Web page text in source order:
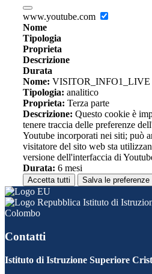
www.youtube.com
Nome
Tipologia
Proprieta
Descrizione
Durata
Nome: VISITOR_INFO1_LIVE
Tipologia: analitico
Proprieta: Terza parte
Descrizione: Questo cookie è
tenere traccia delle preferenze
Youtube incorporati nei siti; può
visitatore del sito web sta
versione dell'interfaccia di
Durata: 6 mesi
Accetta tutti Salva le preferenze
Istituto di
Colombo
Contatti
Istituto di Istruzione Superiore